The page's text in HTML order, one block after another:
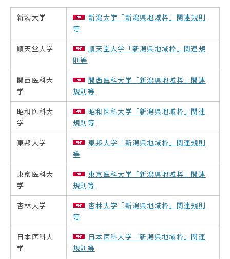
新潟大学
新潟大学「新潟県地域枠」関連規則
等
順天堂大学
順天堂大学「新潟県地域枠」関連規
則等
関西医科大
学
関西医科大学「新潟県地域枠」関連
規則等
昭和医科大
学
昭和医科大学「新潟県地域枠」関連
規則等
東邦大学
東邦大学「新潟県地域枠」関連規則
等
東京医科大
学
東京医科大学「新潟県地域枠」関連
規則等
杏林大学
杏林大学「新潟県地域枠」関連規則
等
日本医科大
学
日本医科大学「新潟県地域枠」関連
規則等